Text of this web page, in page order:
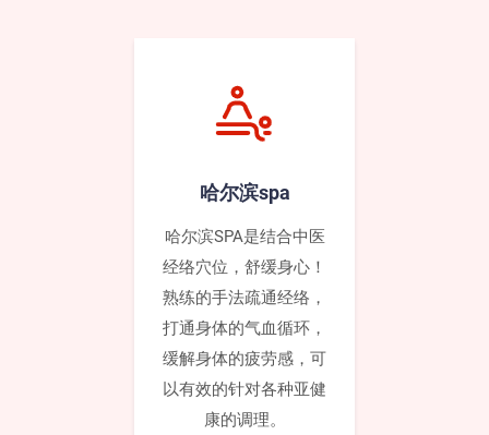
哈尔滨spa
哈尔滨SPA是结合中医
经络穴位，舒缓身心！
熟练的手法疏通‌‌经络，
打通身体的气血循环，
缓解身体的疲劳感，可
以有效的针对各种亚健
康的调理。